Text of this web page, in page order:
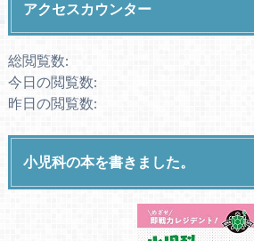
アクセスカウンター
総閲覧数:
今日の閲覧数:
昨日の閲覧数:
小児科の本を書きました。